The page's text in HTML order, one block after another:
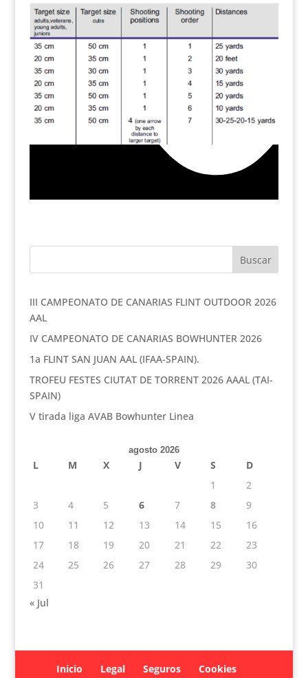
III CAMPEONATO DE CANARIAS FLINT OUTDOOR 2026
AAL
IV CAMPEONATO DE CANARIAS BOWHUNTER 2026
1a FLINT SAN JUAN AAL (IFAA-SPAIN).
TROFEU FESTES CIUTAT DE TORRENT 2026 AAAL (TAI-
SPAIN)
V tirada liga AVAB Bowhunter Linea
agosto 2026
L M X J V S
D
1
2
3
4 5 6 7 8
9
10
11 12 13 14 15
16
17
18 19 20 21 22
23
24
25 26 27 28 29
30
31
« Jul
Inicio Legal Seguros Cookies